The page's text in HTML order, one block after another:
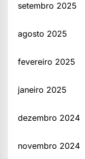
setembro 2025
agosto 2025
fevereiro 2025
janeiro 2025
dezembro 2024
novembro 2024